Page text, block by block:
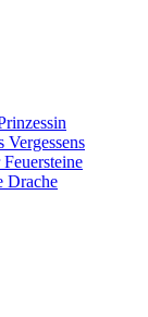
Vergessens
Drache